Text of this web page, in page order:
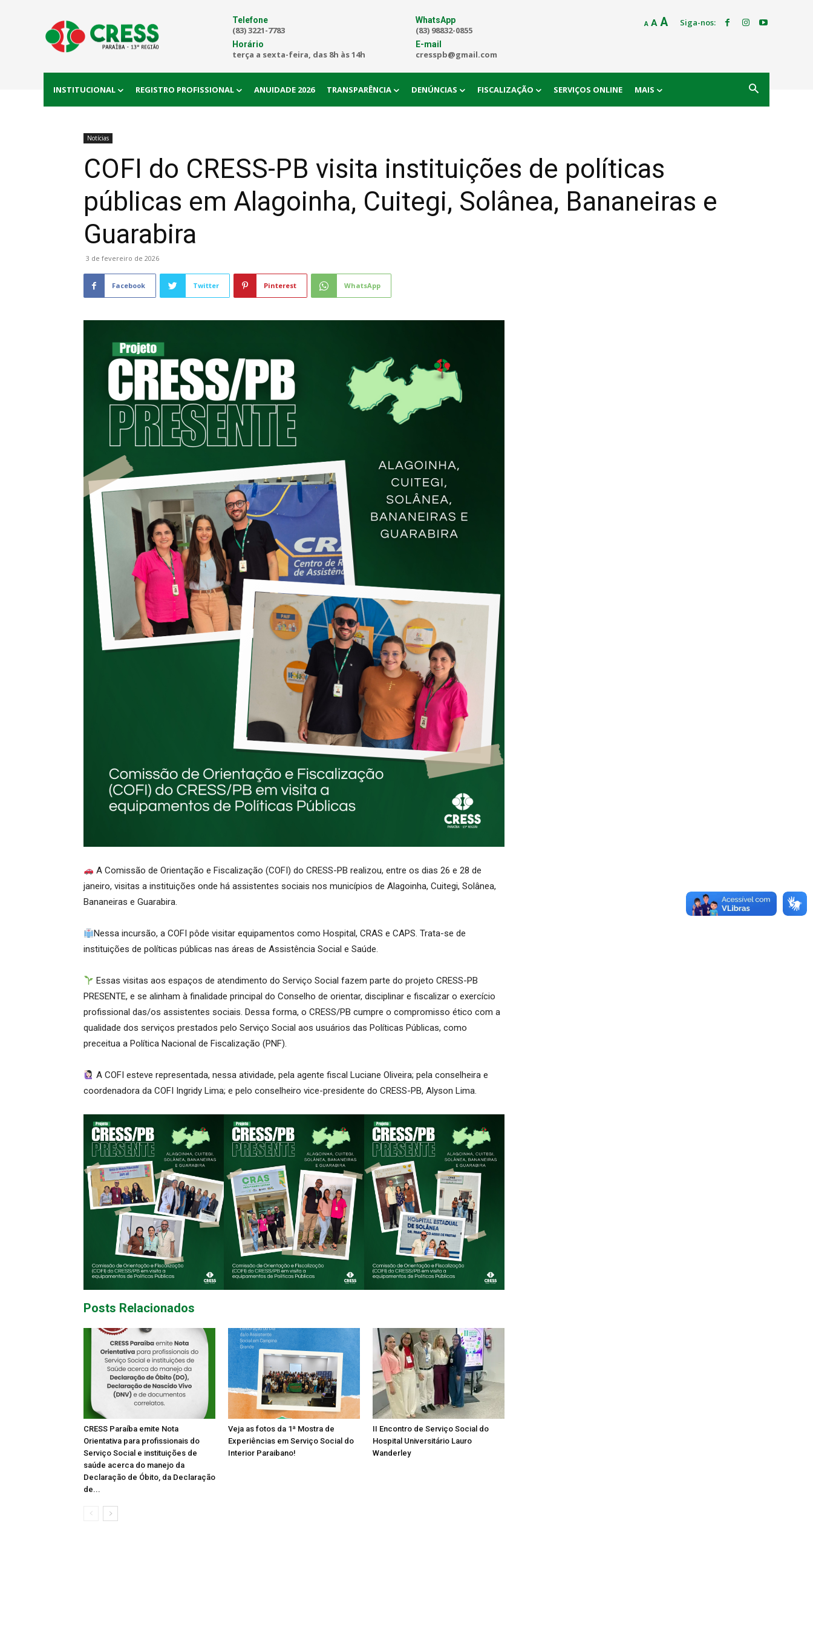
Telefone
(83) 3221-7783
Horário
terça a sexta-feira, das 8h às 14h
WhatsApp
(83) 98832-0855
E-mail
cresspb@gmail.com
A
Decrease
font
A Reset
AIncrease
Siga-nos:
INSTITUCIONAL REGISTRO PROFISSIONAL ANUIDADE 2026 TRANSPARÊNCIA DENÚNCIAS FISCALIZAÇÃO SERVIÇOS ONLINE MAIS
Notícias
COFI do CRESS-PB visita instituições de políticas
públicas em Alagoinha, Cuitegi, Solânea, Bananeiras e
Guarabira
3 de fevereiro de 2026
Facebook Twitter Pinterest WhatsApp
A Comissão de Orientação e Fiscalização (COFI) do CRESS-PB realizou, entre os dias 26 e 28 de
janeiro, visitas a instituições onde há assistentes sociais nos municípios de Alagoinha, Cuitegi, Solânea,
Bananeiras e Guarabira.
Nessa incursão, a COFI pôde visitar equipamentos como Hospital, CRAS e CAPS. Trata-se de
instituições de políticas públicas nas áreas de Assistência Social e Saúde.
Essas visitas aos espaços de atendimento do Serviço Social fazem parte do projeto CRESS-PB
PRESENTE, e se alinham à finalidade principal do Conselho de orientar, disciplinar e fiscalizar o exercício
profissional das/os assistentes sociais. Dessa forma, o CRESS/PB cumpre o compromisso ético com a
qualidade dos serviços prestados pelo Serviço Social aos usuários das Políticas Públicas, como
preceitua a Política Nacional de Fiscalização (PNF).
A COFI esteve representada, nessa atividade, pela agente fiscal Luciane Oliveira; pela conselheira e
coordenadora da COFI Ingridy Lima; e pelo conselheiro vice-presidente do CRESS-PB, Alyson Lima.
Posts Relacionados
CRESS Paraíba emite Nota
Orientativa para profissionais do
Serviço Social e instituições de
saúde acerca do manejo da
Declaração de Óbito, da Declaração
de...
Veja as fotos da 1ª Mostra de
Experiências em Serviço Social do
Interior Paraibano!
II Encontro de Serviço Social do
Hospital Universitário Lauro
Wanderley